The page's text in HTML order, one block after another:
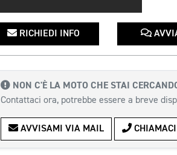
RICHIEDI INFO
NON C'È LA MOTO CHE STAI
Contattaci ora, potrebbe essere a breve
AVVISAMI VIA MAIL